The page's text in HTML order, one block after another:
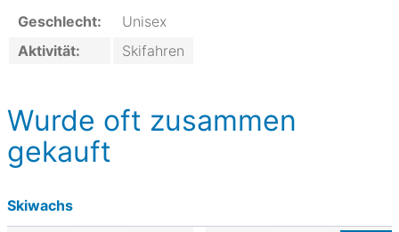
Geschlecht:
Unisex
Aktivität:
Skifahren
Wurde oft zusammen
gekauft
Skiwachs